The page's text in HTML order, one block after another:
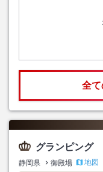
全
グランピング
静岡県 御殿場
地図